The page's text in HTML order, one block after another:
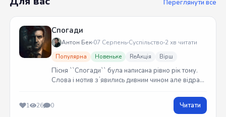
Переглянути все
Спогади
Антон Бек 07 Серпень Суспільство 2 хв читати
Популярна Новеньке ReАкція Вірш
Пісня ``Спогади`` була написана рівно рік тому.
Слова і мотив зʼявились дивним чином але відразу
1 26 0 Читати